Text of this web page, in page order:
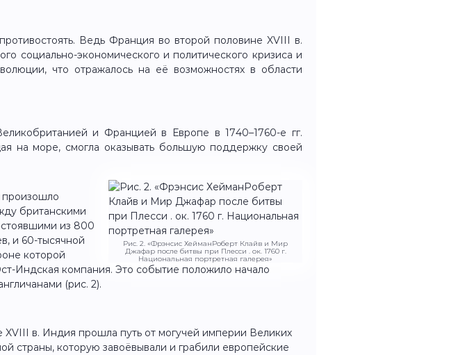
Ведь Франция во второй половине XVIII в.
социально-экономического и политического кризиса и
что отражалось на её возможностях в области
и Францией в Европе в 1740–1760-е гг.
на море, смогла оказывать большую поддержку своей
Рис. 2. «Фрэнсис ХейманРоберт Клайв и Мир
Джафар после битвы при Плесси . ок. 1760 г.
Национальная портретная галерея»
произошло
британскими
из 800
и 60-тысячной
которой
Индская компания. Это событие положило начало
(рис. 2).
XVIII в. Индия прошла путь от могучей империи Великих
страны, которую завоёвывали и грабили европейские